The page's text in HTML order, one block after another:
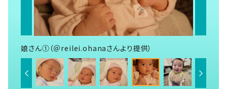
娘さん①（＠reilei.ohanaさんより提供）